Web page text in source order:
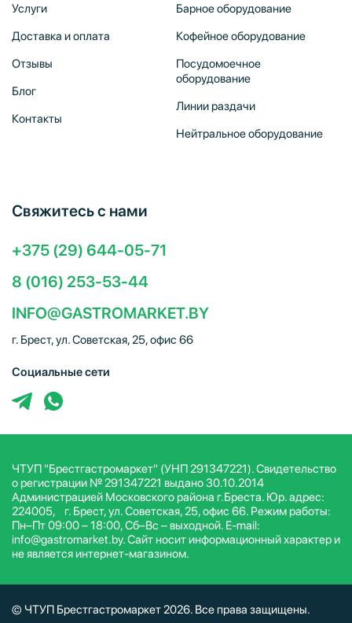
Услуги
Доставка и оплата
Отзывы
Блог
Контакты
Барное оборудование
Кофейное оборудование
Посудомоечное
оборудование
Линии раздачи
Нейтральное оборудование
Свяжитесь с нами
+375 (29) 644-05-71
8 (016) 253-53-44
INFO@GASTROMARKET.BY
г. Брест, ул. Советская, 25, офис 66
Социальные сети
ЧТУП "Брестгастромаркет" (УНП 291347221). Свидетельство
о регистрации № 291347221 выдано 30.10.2014
Администрацией Московского района г.Бреста. Юр. адрес:
224005, г. Брест, ул. Советская, 25, офис 66. Режим работы:
Пн–Пт 09:00 – 18:00, Сб–Вс – выходной. E-mail:
info@gastromarket.by. Сайт носит информационный характер и
не является интернет-магазином.
© ЧТУП Брестгастромаркет 2026. Все права защищены.